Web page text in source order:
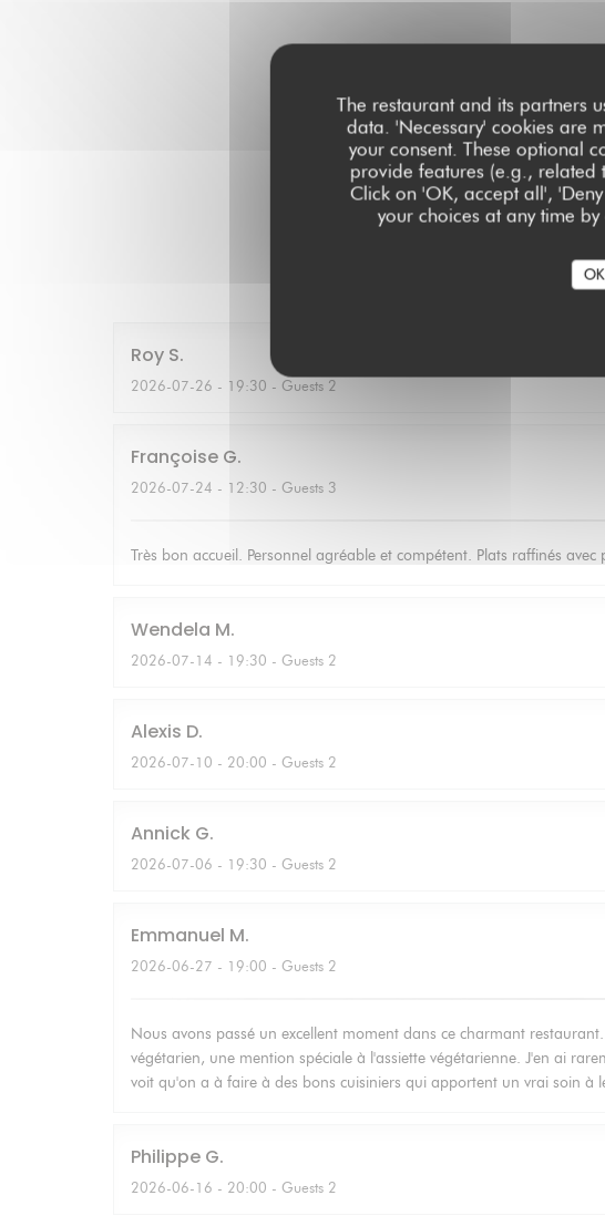
The restaurant and its partners
data. 'Necessary' cookies are
your consent. These optional
provide features (e.g., related
Click on 'OK, accept all',
your choices at any time
Our
Roy S
2026-07-26 - 19:30 - Guests 2
Françoise G
2026-07-24 - 12:30 - Guests 3
Très bon accueil. Personnel agréable et compétent. Plats raffinés
Wendela M
2026-07-14 - 19:30 - Guests 2
Alexis D
2026-07-10 - 20:00 - Guests 2
Annick G
2026-07-06 - 19:30 - Guests 2
Emmanuel M
2026-06-27 - 19:00 - Guests 2
Nous avons passé un excellent moment dans ce charmant
végétarien, une mention spéciale à l'assiette végétarienne. J'en ai
voit qu'on a à faire à des bons cuisiniers qui apportent un vrai soin à
Philippe G
2026-06-16 - 20:00 - Guests 2